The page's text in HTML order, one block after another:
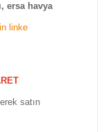
ersa havya
linke
satın